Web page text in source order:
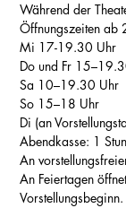
Während der
Öffnungszeiten ab
Mi 17-19.30 Uhr
Do und Fr
Sa 10–19.30 Uhr
So 15–18 Uhr
Di (an
Abendkasse: 1
An
An Feiertagen
Vorstellungsbeginn.